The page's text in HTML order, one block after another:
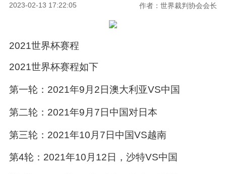
2023-02-13 17:22:05 作者：世界裁判协会会长
2021世界杯赛程
2021世界杯赛程如下
第一轮：2021年9月2日澳大利亚VS中国
第二轮：2021年9月7日中国对日本
第三轮：2021年10月7日中国VS越南
第4轮：2021年10月12日，沙特VS中国